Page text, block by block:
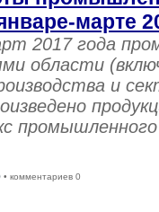
марте
2017 года
области
и
• комментариев 0